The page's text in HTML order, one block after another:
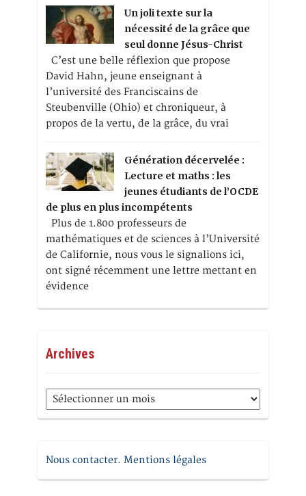
Un joli texte sur la
nécessité de la grâce que
seul donne Jésus-Christ
C’est une belle réflexion que propose
David Hahn, jeune enseignant à
l’université des Franciscains de
Steubenville (Ohio) et chroniqueur, à
propos de la vertu, de la grâce, du vrai
Génération décervelée :
Lecture et maths : les
jeunes étudiants de l’OCDE
de plus en plus incompétents
Plus de 1.800 professeurs de
mathématiques et de sciences à l’Université
de Californie, nous vous le signalions ici,
ont signé récemment une lettre mettant en
évidence
Archives
Archives
Nous contacter. Mentions légales